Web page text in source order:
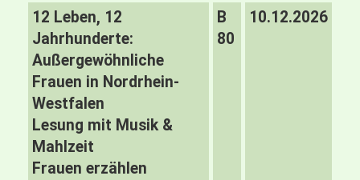
12 Leben, 12
Jahrhunderte:
Außergewöhnliche
Frauen in Nordrhein-
Westfalen
Lesung mit Musik &
Mahlzeit
Frauen erzählen
B
80
10.12.2026